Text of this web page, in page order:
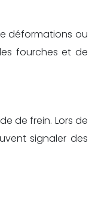
déformations ou
fourches et de
de frein. Lors de
signaler des